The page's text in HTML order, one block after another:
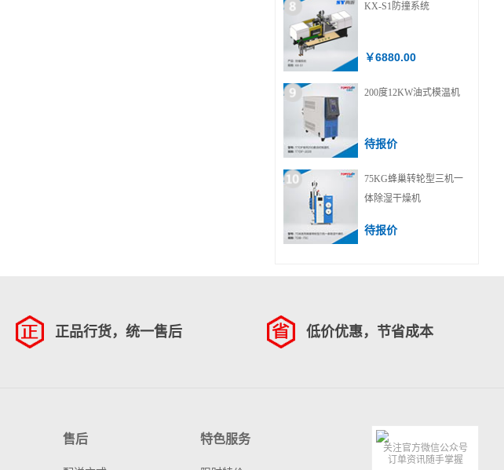
KX-S1防撞系统
￥6880.00
200度12KW油式模温机
待报价
75KG蜂巢转轮型三机一
体除湿干燥机
待报价
正品行货，统一售后 低价优惠，节省成本
售后 特色服务
关注官方微信公众号
订单资讯随手掌握